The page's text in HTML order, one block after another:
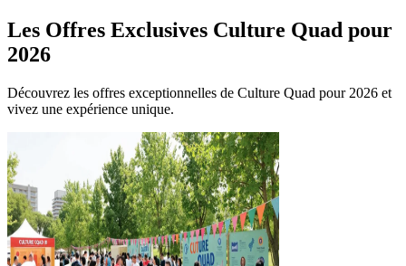
Les Offres Exclusives Culture Quad pour
2026
Découvrez les offres exceptionnelles de Culture Quad pour 2026 et
vivez une expérience unique.